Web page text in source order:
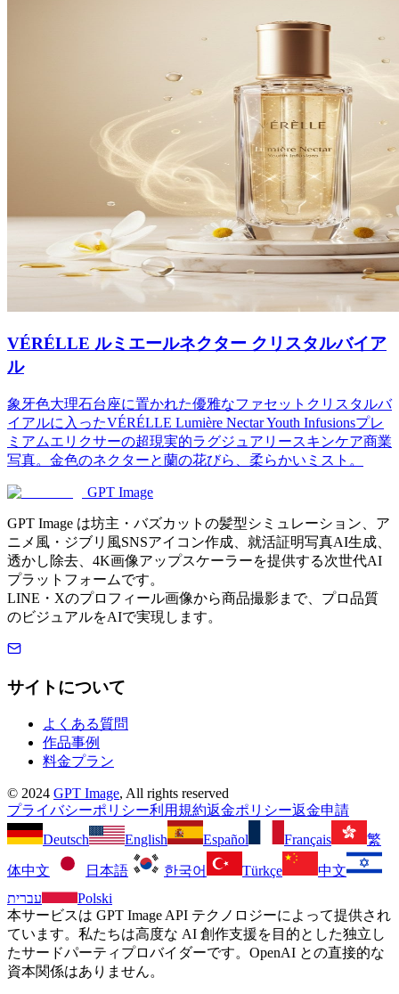
VÉRÉLLE ルミエールネクター クリスタルバイア
ル
象牙色大理石台座に置かれた優雅なファセットクリスタルバ
イアルに入ったVÉRÉLLE Lumière Nectar Youth Infusionsプレ
ミアムエリクサーの超現実的ラグジュアリースキンケア商業
写真。金色のネクターと蘭の花びら、柔らかいミスト。
GPT Image
GPT Image は坊主・バズカットの髪型シミュレーション、ア
ニメ風・ジブリ風SNSアイコン作成、就活証明写真AI生成、
透かし除去、4K画像アップスケーラーを提供する次世代AI
プラットフォームです。
LINE・Xのプロフィール画像から商品撮影まで、プロ品質
のビジュアルをAIで実現します。
サイトについて
よくある質問
作品事例
料金プラン
© 2024 GPT Image, All rights reserved
プライバシーポリシー利用規約返金ポリシー返金申請
Deutsch
English Español Français 繁
体中文 日本語 한국어 Türkçe
中文
עברית
Polski
本サービスは GPT Image API テクノロジーによって提供され
ています。私たちは高度な AI 創作支援を目的とした独立し
たサードパーティプロバイダーです。OpenAI との直接的な
資本関係はありません。